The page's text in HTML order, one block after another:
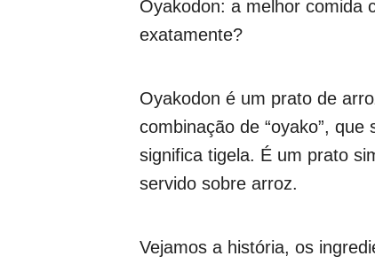
Oyakodon: a melhor comida
exatamente?
Oyakodon é um prato de
combinação de “oyako”, que
significa tigela. É um prato
servido sobre arroz.
Vejamos a história, os